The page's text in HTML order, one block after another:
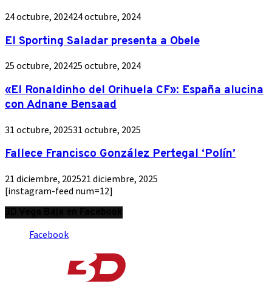
24 octubre, 202424 octubre, 2024
El Sporting Saladar presenta a Obele
25 octubre, 202425 octubre, 2024
«El Ronaldinho del Orihuela CF»: España alucina
con Adnane Bensaad
31 octubre, 202531 octubre, 2025
Fallece Francisco González Pertegal ‘Polín’
21 diciembre, 202521 diciembre, 2025
[instagram-feed num=12]
Facebook